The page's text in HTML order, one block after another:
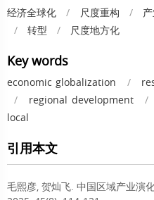
经济全球化 / 尺度重构 /
/
转型 / 尺度地方化
Key words
economic globalization /
/
regional development /
local
引用本文
毛熙彦 贺灿飞 中国区域产业演